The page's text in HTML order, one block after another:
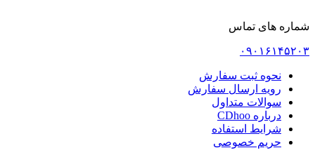
شماره های تماس
۰۹۰۱۶۱۴۵۲۰۳
نحوه ثبت سفارش
رویه ارسال سفارش
سوالات متداول
درباره CDhoo
شرایط استفاده
حریم خصوصی